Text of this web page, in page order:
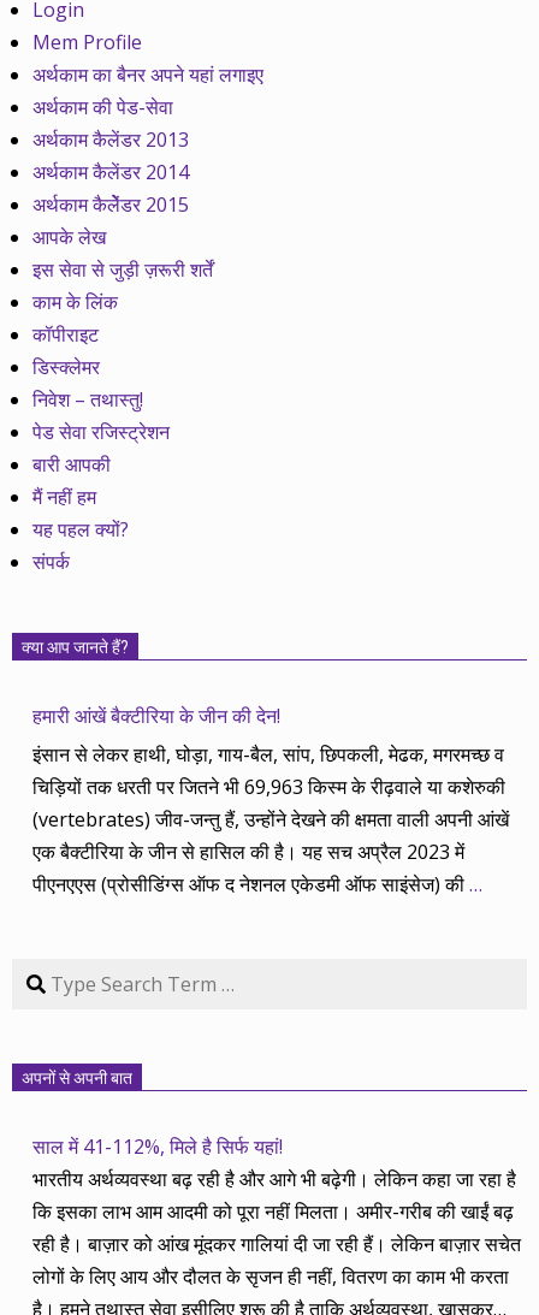
Login
Mem Profile
अर्थकाम का बैनर अपने यहां लगाइए
अर्थकाम की पेड-सेवा
अर्थकाम कैलेंडर 2013
अर्थकाम कैलेंडर 2014
अर्थकाम कैलेेंडर 2015
आपके लेख
इस सेवा से जुड़ी ज़रूरी शर्तें
काम के लिंक
कॉपीराइट
डिस्क्लेमर
निवेश – तथास्तु!
पेड सेवा रजिस्ट्रेशन
बारी आपकी
मैं नहीं हम
यह पहल क्यों?
संपर्क
क्या आप जानते हैं?
हमारी आंखें बैक्टीरिया के जीन की देन!
इंसान से लेकर हाथी, घोड़ा, गाय-बैल, सांप, छिपकली, मेढक, मगरमच्छ व
चिड़ियों तक धरती पर जितने भी 69,963 किस्म के रीढ़वाले या कशेरुकी
(vertebrates) जीव-जन्तु हैं, उन्होंने देखने की क्षमता वाली अपनी आंखें
एक बैक्टीरिया के जीन से हासिल की है। यह सच अप्रैल 2023 में
पीएनएएस (प्रोसीडिंग्स ऑफ द नेशनल एकेडमी ऑफ साइंसेज) की…
Search
अपनों से अपनी बात
साल में 41-112%, मिले है सिर्फ यहां!
भारतीय अर्थव्यवस्था बढ़ रही है और आगे भी बढ़ेगी। लेकिन कहा जा रहा है
कि इसका लाभ आम आदमी को पूरा नहीं मिलता। अमीर-गरीब की खाईं बढ़
रही है। बाज़ार को आंख मूंदकर गालियां दी जा रही हैं। लेकिन बाज़ार सचेत
लोगों के लिए आय और दौलत के सृजन ही नहीं, वितरण का काम भी करता
है। हमने तथास्तु सेवा इसीलिए शुरू की है ताकि अर्थव्यवस्था, खासकर